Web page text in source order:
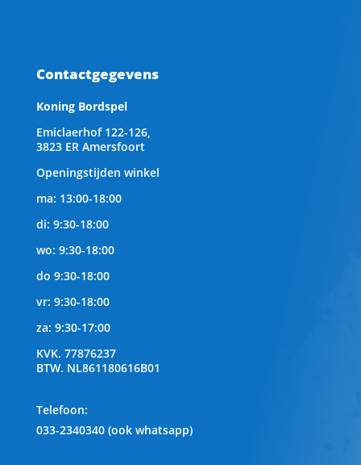
Contactgegevens
Koning Bordspel
Emiclaerhof 122-126,
3823 ER Amersfoort
Openingstijden winkel
ma: 13:00-18:00
di: 9:30-18:00
wo: 9:30-18:00
do 9:30-18:00
vr: 9:30-18:00
za: 9:30-17:00
KVK. 77876237
BTW. NL861180616B01
Telefoon:
033-2340340 (ook whatsapp)